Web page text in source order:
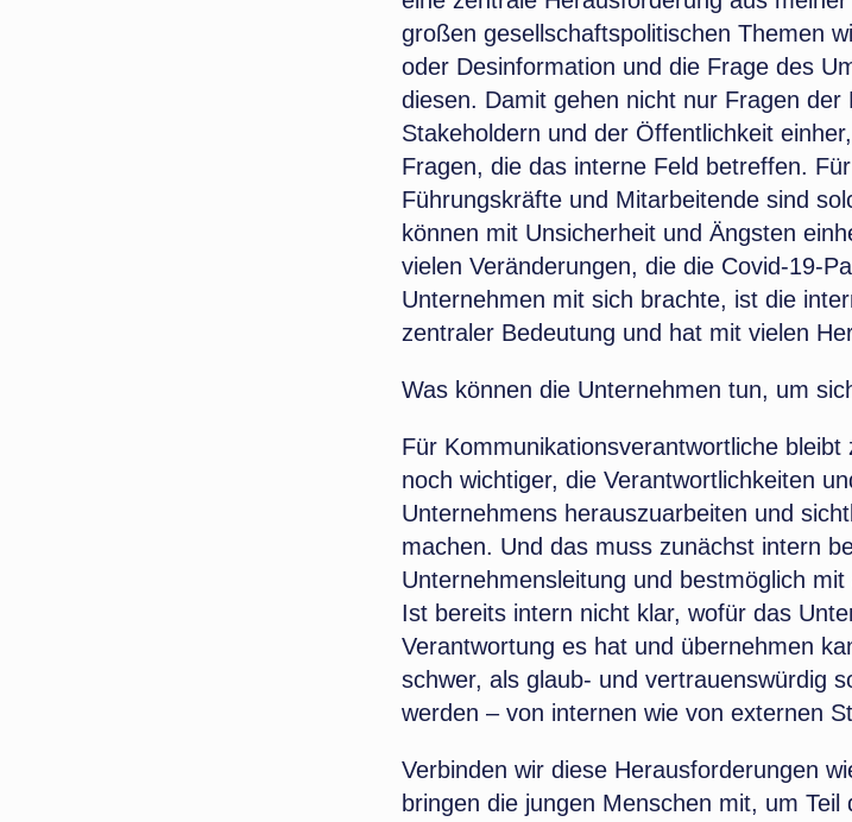
großen gesellschaftspolitischen Themen
oder Desinformation und die Frage des
diesen. Damit gehen nicht nur Fragen
Stakeholdern und der Öffentlichkeit
Fragen, die das interne Feld betreffen.
Führungskräfte und Mitarbeitende sind
können mit Unsicherheit und Ängsten
vielen Veränderungen, die die Covid-19-
Unternehmen mit sich brachte, ist die
zentraler Bedeutung und hat mit vielen
Was können die Unternehmen tun, um
Für Kommunikationsverantwortliche
noch wichtiger, die Verantwortlichkeiten
Unternehmens herauszuarbeiten und
machen. Und das muss zunächst intern
Unternehmensleitung und bestmöglich
Ist bereits intern nicht klar, wofür das
Verantwortung es hat und übernehmen
schwer, als glaub- und vertrauenswürdig
werden – von internen wie von externen
Verbinden wir diese Herausforderungen
bringen die jungen Menschen mit, um